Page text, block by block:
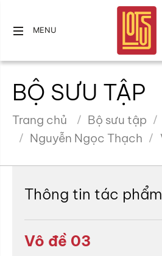
MENU
BỘ SƯU TẬP
Trang chủ Bộ sưu tập
Nguyễn Ngọc Thạch
Thông tin tác phẩm
Vô đề 03